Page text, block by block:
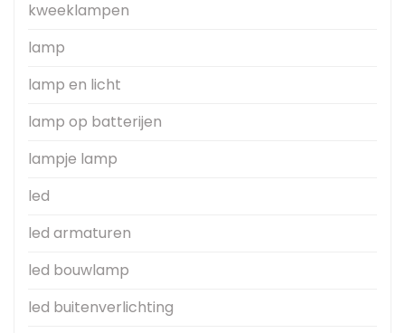
kweeklampen
lamp
lamp en licht
lamp op batterijen
lampje lamp
led
led armaturen
led bouwlamp
led buitenverlichting